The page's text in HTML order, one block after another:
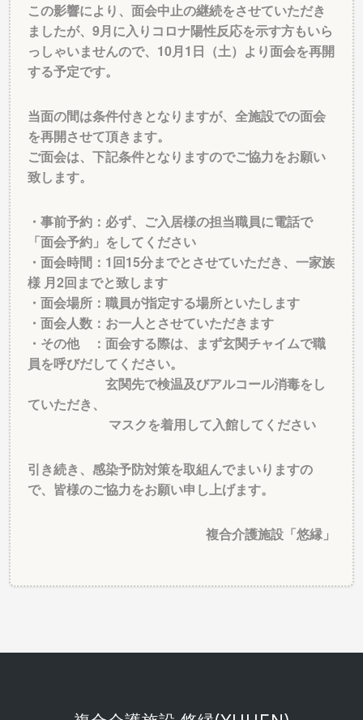
この影響により、面会中止の継続をさせていただき
ましたが、9月に入りコロナ陽性反応を示す方もいら
っしゃいませんので、10月1日（土）より面会を再開
する予定です。
当面の間は条件付きとなりますが、全施設での面会
を再開させて頂きます。
ご面会は、下記条件となりますのでご協力をお願い
致します。
・事前予約：必ず、ご入居様の担当職員に電話で
「面会予約」をしてください
・面会時間：1回15分までとさせていただき、一家族
様 月2回までと致します
・面会場所：職員が指定する場所といたします
・面会人数：お一人とさせていただきます
・その他 ：面会する際は、まず玄関チャイムで職
員を呼びだしてください。
玄関先で検温及びアルコール消毒をし
ていただき、
マスクを着用して入館してください
引き続き、感染予防対策を取組んでまいりますの
で、皆様のご協力をお願い申し上げます。
複合介護施設「悠縁」